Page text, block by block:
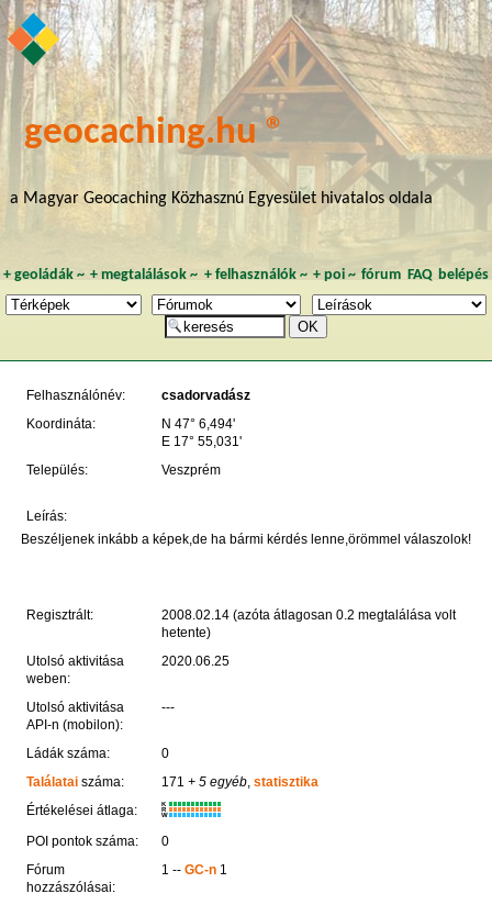
geocaching.hu ®
a Magyar Geocaching Közhasznú Egyesület hivatalos oldala
+ geoládák~ +megtalálások ~ + felhasználók~ + poi~ fórum FAQ belépés
Felhasználónév:
csadorvadász
Koordináta:
N 47° 6,494'
E 17° 55,031'
Település:
Veszprém
Leírás:
Beszéljenek inkább a képek,de ha bármi kérdés lenne,örömmel válaszolok!
Regisztrált:
2008.02.14 (azóta átlagosan 0.2 megtalálása volt
hetente)
Utolsó aktivitása
weben:
2020.06.25
Utolsó aktivitása
API-n (mobilon):
---
Ládák száma:
0
Találatai száma: 171 + 5 egyéb, statisztika
Értékelései átlaga:
K
R
W
POI pontok száma:
0
Fórum
hozzászólásai:
1 -- GC-n 1